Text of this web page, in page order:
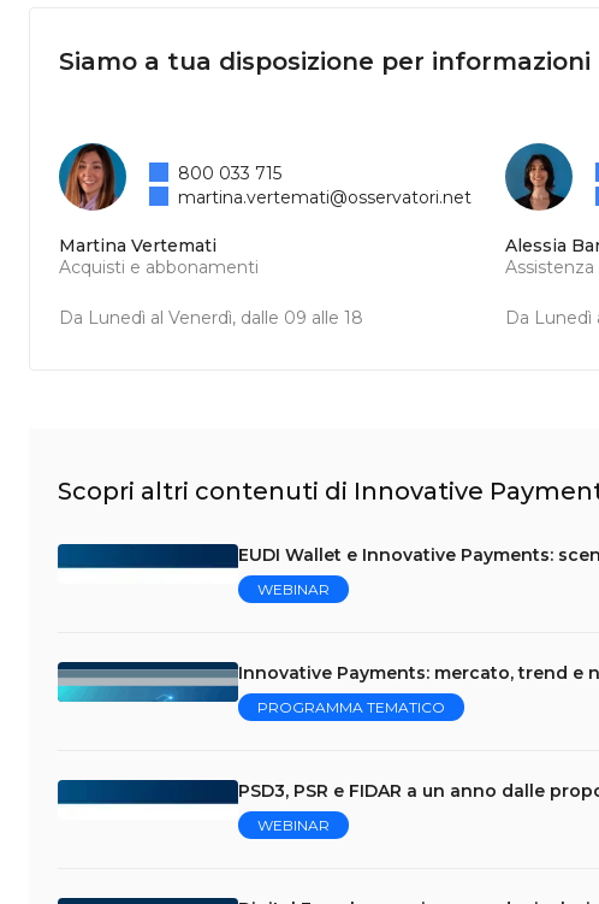
Siamo a tua disposizione per informazioni
Martina Vertemati
Acquisti e abbonamenti
Da Lunedì al Venerdì, dalle 09 alle 18
800 033 715
martina.vertemati@osservatori.net
Alessia
Assistenza
Da Lunedì
Scopri altri contenuti di Innovative
EUDI Wallet e Innovative Payments:
WEBINAR
Innovative Payments: mercato, trend e
PROGRAMMA TEMATICO
PSD3, PSR e FIDAR a un anno dalle
WEBINAR